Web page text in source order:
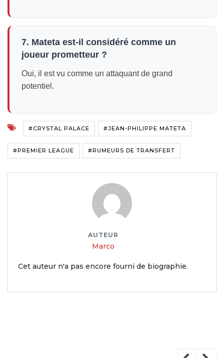
7. Mateta est-il considéré comme un
joueur prometteur ?
Oui, il est vu comme un attaquant de grand
potentiel.
#CRYSTAL PALACE #JEAN-PHILIPPE MATETA
#PREMIER LEAGUE #RUMEURS DE TRANSFERT
AUTEUR
Marco
Cet auteur n'a pas encore fourni de biographie.